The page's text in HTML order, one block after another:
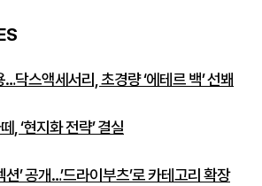
…닥스액세서리, 초경량 ‘에테르 백’ 선봬
‘현지화 전략’ 결실
’ 공개…’드라이부츠’로 카테고리 확장